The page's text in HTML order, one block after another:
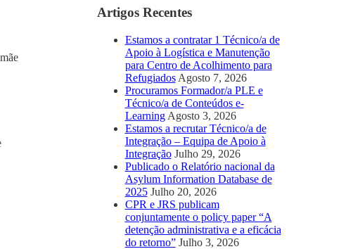
Artigos Recentes
Estamos a contratar 1 Técnico/a de
Apoio à Logística e Manutenção
para Centro de Acolhimento para
Refugiados Agosto 7, 2026
Procuramos Formador/a PLE e
Técnico/a de Conteúdos e-
Learning Agosto 3, 2026
Estamos a recrutar Técnico/a de
Integração – Equipa de Apoio à
Integração Julho 29, 2026
Publicado o Relatório nacional da
Asylum Information Database de
2025 Julho 20, 2026
CPR e JRS publicam
conjuntamente o policy paper “A
detenção administrativa e a eficácia
do retorno” Julho 3, 2026